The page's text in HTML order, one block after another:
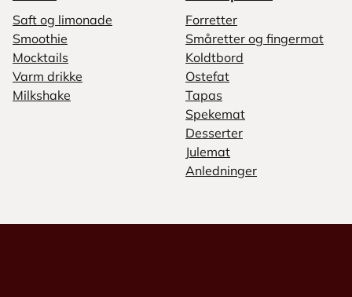
Saft og limonade
Smoothie
Mocktails
Varm drikke
Milkshake
Forretter
Småretter og fingermat
Koldtbord
Ostefat
Tapas
Spekemat
Desserter
Julemat
Anledninger